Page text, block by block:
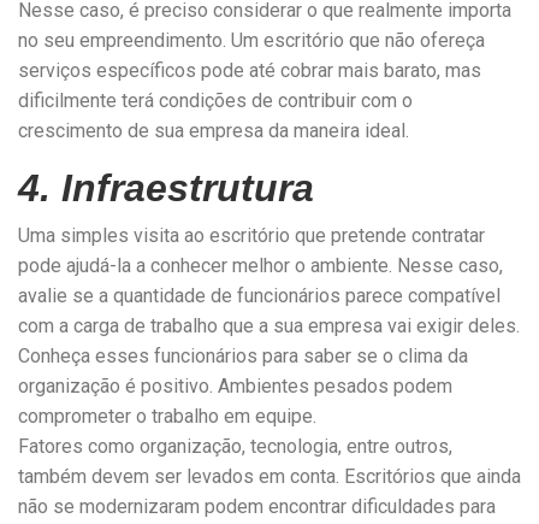
Nesse caso, é preciso considerar o que realmente importa
no seu empreendimento. Um escritório que não ofereça
serviços específicos pode até cobrar mais barato, mas
dificilmente terá condições de contribuir com o
crescimento de sua empresa da maneira ideal.
4. Infraestrutura
Uma simples visita ao escritório que pretende contratar
pode ajudá-la a conhecer melhor o ambiente. Nesse caso,
avalie se a quantidade de funcionários parece compatível
com a carga de trabalho que a sua empresa vai exigir deles.
Conheça esses funcionários para saber se o clima da
organização é positivo. Ambientes pesados podem
comprometer o trabalho em equipe.
Fatores como organização, tecnologia, entre outros,
também devem ser levados em conta. Escritórios que ainda
não se modernizaram podem encontrar dificuldades para